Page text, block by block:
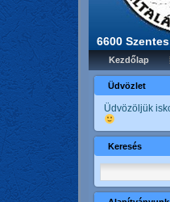
6600
Kezdőlap
Üdvözlet
Üdvözöljük
Keresés